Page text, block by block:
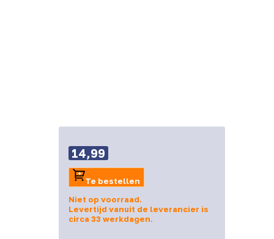
14,99
Te bestellen
Niet op voorraad.
Levertijd vanuit de leverancier is
circa 33 werkdagen.